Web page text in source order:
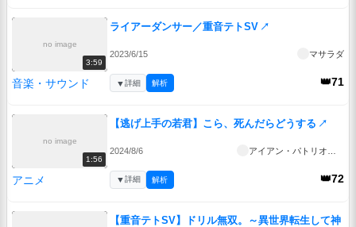
no image
3:59
ライアーダンサー／重音テトSV ↗
2023/6/15 マサラダ
音楽・サウンド 👑71
▼詳細 解析
no image
1:56
【逃げ上手の若君】こら、死んだらどうする ↗
2024/8/6
アニメ 👑72
▼詳細 解析
【重音テトSV】ドリル無双。～異世界転生して神